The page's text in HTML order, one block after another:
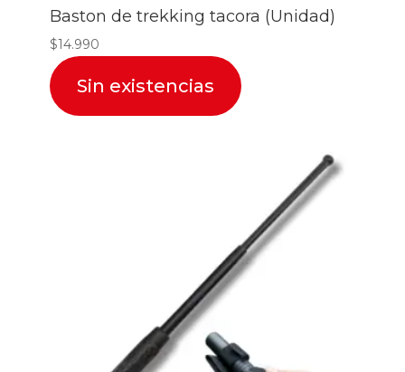
Baston de trekking tacora (Unidad)
$14.990
Sin existencias